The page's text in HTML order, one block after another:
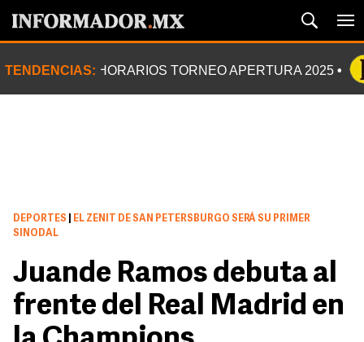
TENDENCIAS: HORARIOS TORNEO APERTURA 2025
DEPORTES
EL ZENIT DE SAN PETERSBURGO SERÁ SU PRIMER
SINODAL
Juande Ramos debuta al
frente del Real Madrid en